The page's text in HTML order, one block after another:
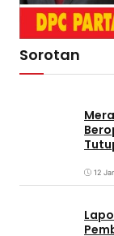
Sorotan
12